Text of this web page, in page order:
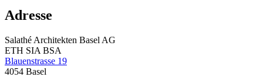
Adresse
Salathé Architekten Basel AG
ETH SIA BSA
Blauenstrasse 19
4054 Basel